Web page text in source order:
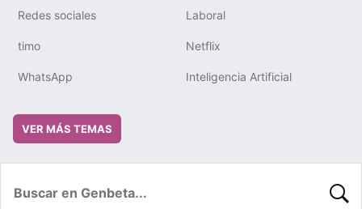
Redes sociales Laboral
timo Netflix
WhatsApp Inteligencia Artificial
VER MÁS TEMAS